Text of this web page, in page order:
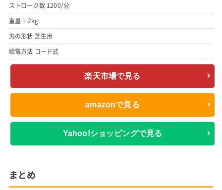
ストローク数 1200/分
重量 1.2kg
刃の形状 芝生用
給電方法 コード式
楽天市場で見る
amazonで見る
Yahoo!ショッピングで見る
まとめ